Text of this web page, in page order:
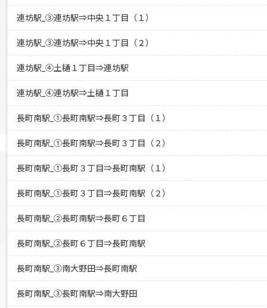
連坊駅_③連坊駅⇒中央１丁目（１）
連坊駅_③連坊駅⇒中央１丁目（２）
連坊駅_④土樋１丁目⇒連坊駅
連坊駅_④連坊駅⇒土樋１丁目
長町南駅_①長町南駅⇒長町３丁目（１）
長町南駅_①長町南駅⇒長町３丁目（２）
長町南駅_①長町３丁目⇒長町南駅（１）
長町南駅_①長町３丁目⇒長町南駅（２）
長町南駅_②長町南駅⇒長町６丁目
長町南駅_②長町６丁目⇒長町南駅
長町南駅_③南大野田⇒長町南駅
長町南駅_③長町南駅⇒南大野田